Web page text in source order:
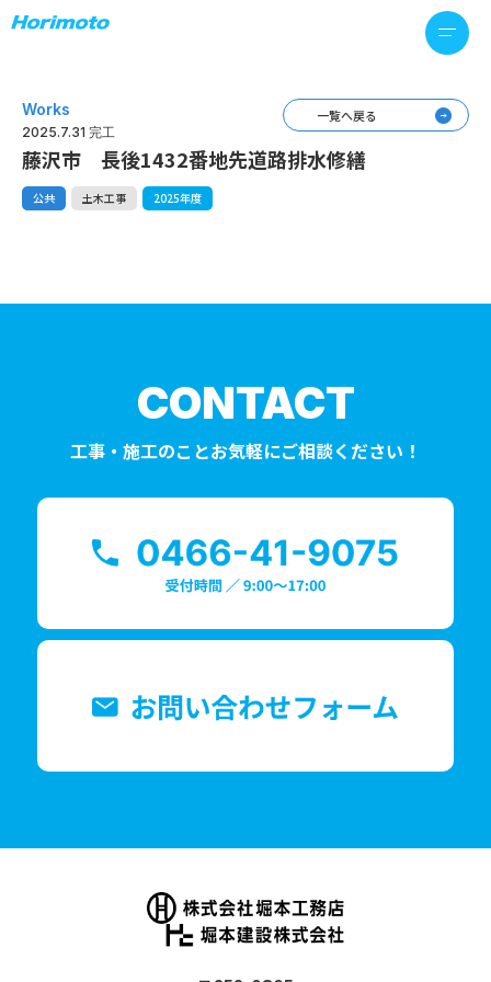
Works
2025.7.31 完工
藤沢市 長後1432番地先道路排水修繕
公共 土木工事 2025年度
一覧へ戻る
CONTACT
工事・施工のことお気軽にご相談ください！